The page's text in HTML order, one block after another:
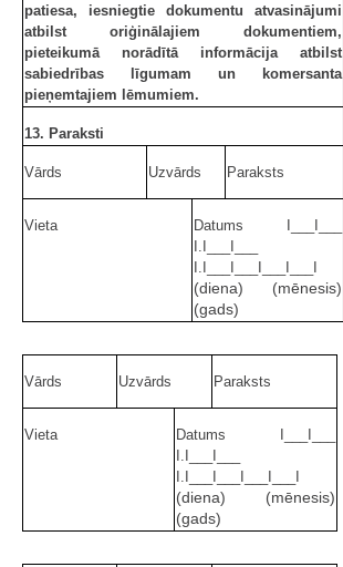
patiesa, iesniegtie dokumentu atvasinājumi
atbilst oriģinālajiem dokumentiem,
pieteikumā norādītā informācija atbilst
sabiedrības līgumam un komersanta
pieņemtajiem lēmumiem.
13. Paraksti
Vārds Uzvārds Paraksts
Vieta
Datums I___I___
I.I___I___
I.I___I___I___I___I
(diena) (mēnesis)
(gads)
Vārds Uzvārds Paraksts
Vieta
Datums I___I___
I.I___I___
I.I___I___I___I___I
(diena) (mēnesis)
(gads)